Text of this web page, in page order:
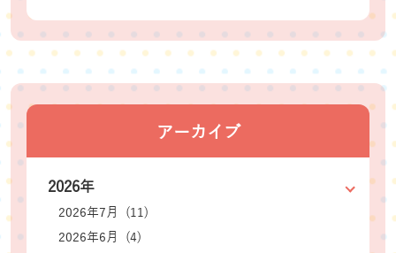
アーカイブ
2026年
2026年7月 (11)
2026年6月 (4)